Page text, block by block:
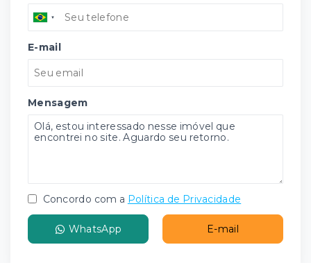
E-mail
Mensagem
Concordo com a Política de Privacidade
WhatsApp E-mail